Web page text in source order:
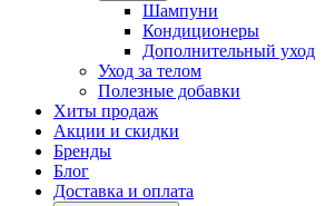
Шампуни
Кондиционеры
Дополнительный уход
Уход за телом
Полезные добавки
Хиты продаж
Акции и скидки
Бренды
Блог
Доставка и оплата